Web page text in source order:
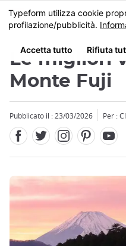
Skip
to
content
MENU
Le migliori
Monte Fuji
Pubblicato il : 23/03/2026 Per :
Close
Close